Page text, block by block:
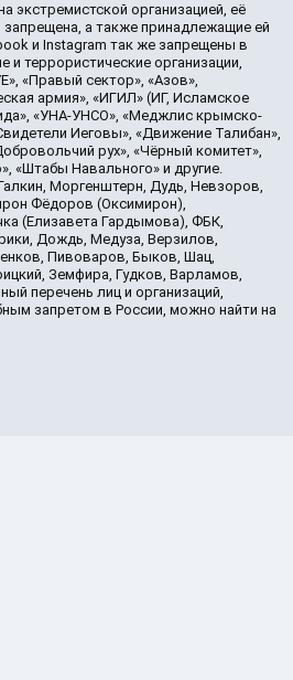
экстремистской организацией, её
запрещена, а также принадлежащие ей
и Instagram так же запрещены в
и террористические организации,
«Правый сектор», «Азов»,
армия», «ИГИЛ» (ИГ, Исламское
«УНА-УНСО», «Меджлис крымско-
Иеговы», «Движение Талибан»,
рух», «Чёрный комитет»,
«Штабы Навального» и другие.
Моргенштерн, Дудь, Невзоров,
Фёдоров (Оксимирон),
(Елизавета Гардымова), ФБК,
Дождь, Медуза, Верзилов,
Пивоваров, Быков, Шац,
Земфира, Гудков, Варламов,
перечень лиц и организаций,
запретом в России, можно найти на